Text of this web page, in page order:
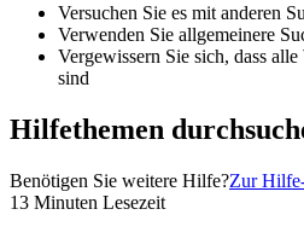
Versuchen Sie es mit anderen
Verwenden Sie allgemeinere
Vergewissern Sie sich, dass
sind
Hilfethemen
Benötigen Sie weitere Hilfe?Zur
13 Minuten Lesezeit